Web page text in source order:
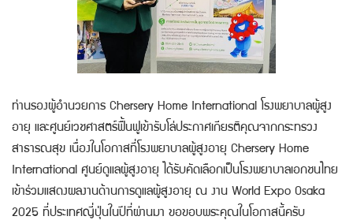
ท่านรองผู้อำนวยการ Chersery Home International โรงพยาบาลผู้สูง
อายุ และศูนย์เวชศาสตร์ฟื้นฟูเข้ารับโล่ประกาศเกียรติคุณจากกระทรวง
สาธารณสุข เนื่องในโอกาสที่โรงพยาบาลผู้สูงอายุ Chersery Home
International ศูนย์ดูแลผู้สูงอายุ ได้รับคัดเลือกเป็นโรงพยาบาลเอกชนไทย
เข้าร่วมแสดงผลงานด้านการดูแลผู้สูงอายุ ณ งาน World Expo Osaka
2025 ที่ประเทศญี่ปุ่นในปีที่ผ่านมา ขอขอบพระคุณในโอกาสนี้ครับ